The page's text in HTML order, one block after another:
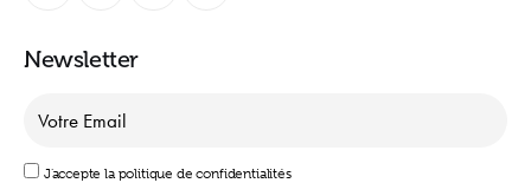
Newsletter
J'accepte la politique de confidentialités